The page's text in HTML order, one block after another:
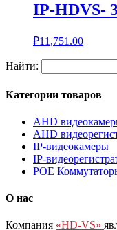
IP-HDVS-
₽11,751.00
Найти:
Категории товаров
AHD
AHD
IP-видеокамеры
IP-
POE
О нас
Компания «HD-VS»